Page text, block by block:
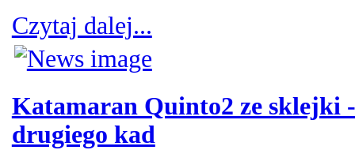
Czytaj dalej...
Katamaran Quinto2 ze sklejki
drugiego kad